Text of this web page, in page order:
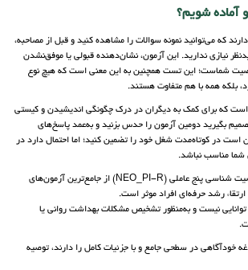
آماده شویم؟
که می‌توانید نمونه‌ سوالات را مشاهده کنید و قبل از مصاحبه،
نیازی ندارید. این آزمون، نشان‌دهنده قبولی یا موفق‌نشدن
شماست؛ این تست همچنین به این معنی است که هیچ نوع
بلکه همه با هم متفاوت هستند.
است که برای کمک به دیگران در درک چگونگی اندیشیدن و کیستی
بگیرید دومین آزمون را حدس بزنید و به‌عمد پاسخ‌های
است در کوتاه‌مدت شغل خود را تضمین کنید؛ اما احتمال دارد در
شما مناسب نباشد.
لازم به ذکر است تست شخصیت شناسی پنج عاملی (NEO_PI-R) از جامع‌ترین آزمون‌های
رشد حرفه‌ای افراد موثر است.
نیست و به‌منظور تشخیص مشکلات بهداشت روانی یا
خودآگاهی در سطحی جامع و با جزئیات کامل را دارند، توصیه